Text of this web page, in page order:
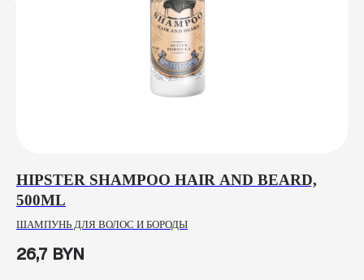
HIPSTER SHAMPOO HAIR AND BEARD,
500ML
ШАМПУНЬ ДЛЯ ВОЛОС И БОРОДЫ
26,7 BYN